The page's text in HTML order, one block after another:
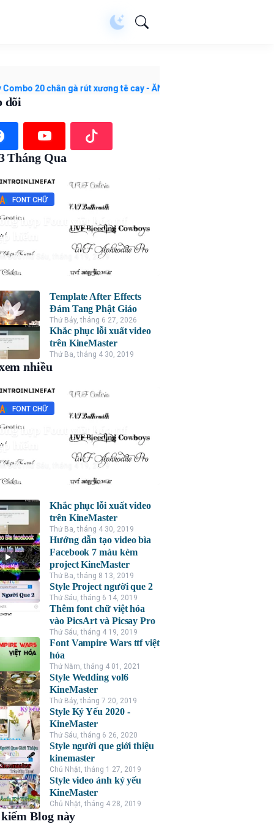
20 chân gà rút xương tê cay - ĂN CÙNG BÀ TUYẾT M28 với giá
dõi
Tháng Qua
FONT CHỮ
hợp Font việt hóa ttf
hiếm
ĐứcThứ Sáu, tháng 4 19, 2019
Template After Effects
Đám Tang Phật Giáo
Thứ Bảy, tháng 6 27, 2026
Khắc phục lỗi xuất video
trên KineMaster
Thứ Ba, tháng 4 30, 2019
nhiều
FONT CHỮ
hợp Font việt hóa ttf
hiếm
ĐứcThứ Sáu, tháng 4 19, 2019
Khắc phục lỗi xuất video
trên KineMaster
Thứ Ba, tháng 4 30, 2019
Hướng dẫn tạo video bìa
Facebook 7 màu kèm
project KineMaster
Thứ Ba, tháng 8 13, 2019
Style Project người que 2
Thứ Sáu, tháng 6 14, 2019
Thêm font chữ việt hóa
vào PicsArt và Picsay Pro
Thứ Sáu, tháng 4 19, 2019
Font Vampire Wars ttf việt
hóa
Thứ Năm, tháng 4 01, 2021
Style Wedding vol6
KineMaster
Thứ Bảy, tháng 7 20, 2019
Style Kỷ Yếu 2020 -
KineMaster
Thứ Sáu, tháng 6 26, 2020
Style người que giới thiệu
kinemaster
Chủ Nhật, tháng 1 27, 2019
Style video ảnh kỷ yếu
KineMaster
Chủ Nhật, tháng 4 28, 2019
Blog này